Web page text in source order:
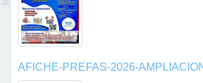
AFICHE-PREFAS-2026-